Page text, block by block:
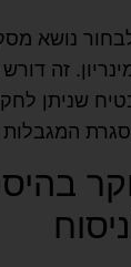
נושא
זה דורש
שניתן
המגבלות